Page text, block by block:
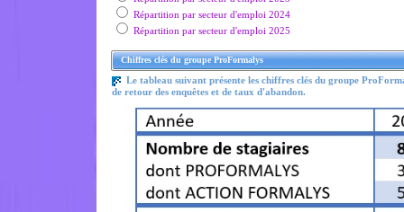
Répartition par secteur d'emploi 2024
Répartition par secteur d'emploi 2025
Chiffres clés du groupe ProFormalys
Le tableau suivant présente les chiffres clés du groupe
de retour des enquêtes et de taux d'abandon.